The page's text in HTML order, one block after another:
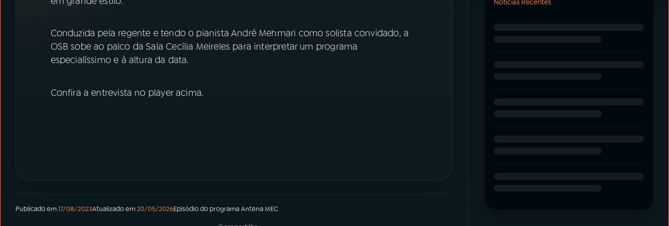
ACOMPANHE A RÁDIO MEC
Instagram X
Conduzida pela regente e tendo o pianista André Mehmari como solista convidado, a
OSB sobe ao palco da Sala Cecília Meireles para interpretar um programa
especialíssimo e à altura da data.
Confira a entrevista no player acima.
Publicado em17/08/2023Atualizado em20/05/2026Episódiodo programaAntena MEC